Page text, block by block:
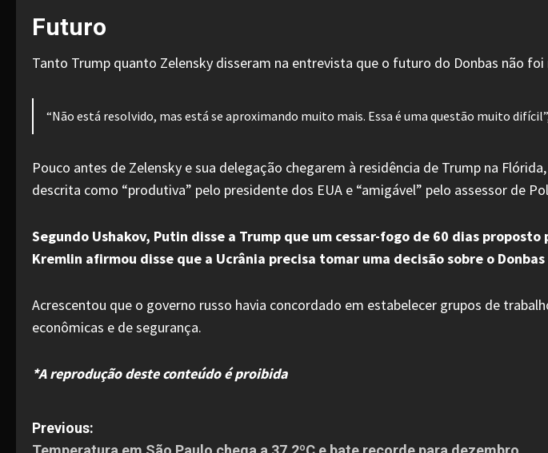
Futuro
Tanto Trump quanto Zelensky disseram na entrevista que o futuro do Donbas não foi
“Não está resolvido, mas está se aproximando muito mais. Essa é uma questão muito
Pouco antes de Zelensky e sua delegação chegarem à residência de Trump na
descrita como “produtiva” pelo presidente dos EUA e “amigável” pelo assessor de
Segundo Ushakov, Putin disse a Trump que um cessar-fogo de 60 dias
Kremlin afirmou disse que a Ucrânia precisa tomar uma decisão sobre o Donbas
Acrescentou que o governo russo havia concordado em estabelecer grupos de
econômicas e de segurança.
*A reprodução deste conteúdo é proibida
P
Previous: